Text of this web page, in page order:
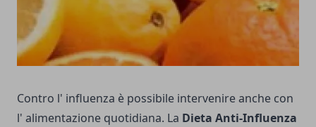
Contro l' influenza è possibile intervenire anche con
l' alimentazione quotidiana. La Dieta Anti-Influenza